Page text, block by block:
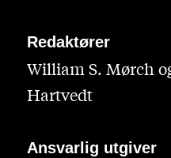
Redaktører
William S. Mørch
Hartvedt
Ansvarlig utgiver